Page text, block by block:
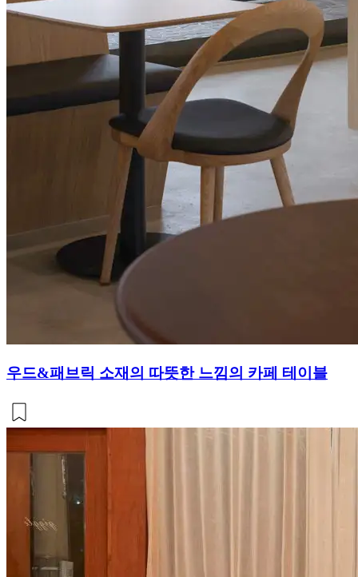
우드&패브릭 소재의 따뜻한 느낌의 카페 테이블